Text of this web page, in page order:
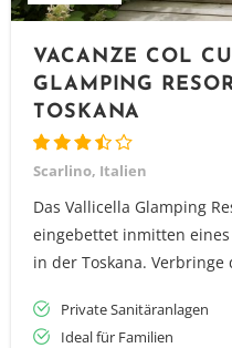
VACANZE COL
GLAMPING
TOSKANA
Scarlino, Italien
Das Vallicella Glamping
eingebettet inmitten
in der Toskana.
Private Sanitäranlagen
Ideal für Familien